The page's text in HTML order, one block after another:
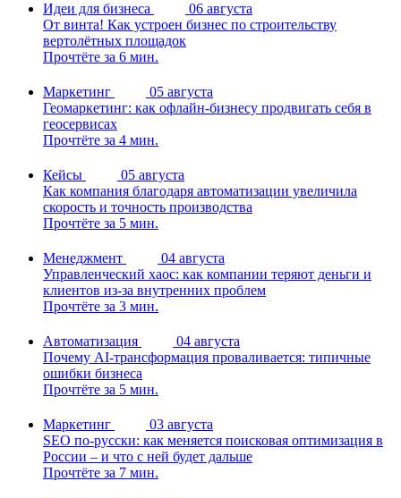
Идеи для бизнеса
06 августа
От винта! Как устроен бизнес по строительству
вертолётных площадок
Прочтёте за 6 мин.
Маркетинг
05 августа
Геомаркетинг: как офлайн-бизнесу продвигать себя в
геосервисах
Прочтёте за 4 мин.
Кейсы
05 августа
Как компания благодаря автоматизации увеличила
скорость и точность производства
Прочтёте за 5 мин.
Менеджмент
04 августа
Управленческий хаос: как компании теряют деньги и
клиентов из-за внутренних проблем
Прочтёте за 3 мин.
Автоматизация
04 августа
Почему AI-трансформация проваливается: типичные
ошибки бизнеса
Прочтёте за 5 мин.
Маркетинг
03 августа
SEO по-русски: как меняется поисковая оптимизация в
России – и что с ней будет дальше
Прочтёте за 7 мин.